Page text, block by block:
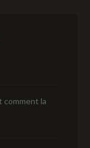
comment la